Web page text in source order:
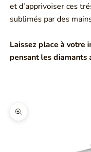
et d’apprivoiser ces
sublimés par des
Laissez place à votre
pensant les diamants
Zoomer sur l'image